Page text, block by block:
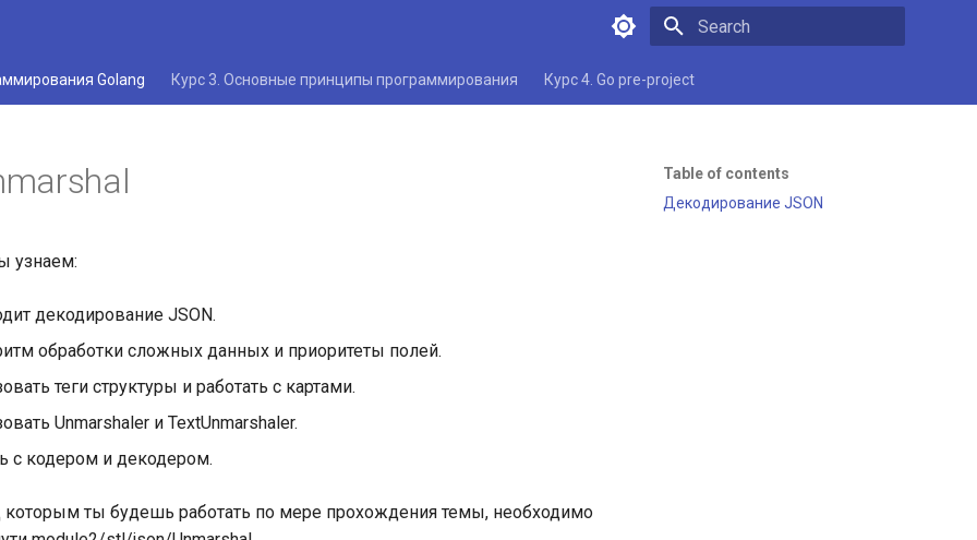
Golang Курс 3. Основные принципы программирования Курс 4. Go pre-project
Table of contents
Декодирование JSON
узнаем:
декодирование JSON.
обработки сложных данных и приоритеты полей.
теги структуры и работать с картами.
Unmarshaler и TextUnmarshaler.
с кодером и декодером.
ты будешь работать по мере прохождения темы, необходимо